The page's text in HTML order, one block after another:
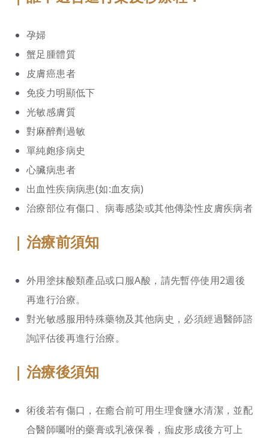
孕婦
蟹足腫體質
皮膚癌患者
免疫力明顯低下
光敏感膚質
對麻醉劑過敏
單純皰疹病史
心臟病患者
出血性疾病病患(如:血友病)
治療部位有傷口、病毒感染或其他傳染性皮膚疾病者
| 治療前須知
外用塗抹酸類產品或口服A酸，請先暫停使用2週後
再進行治療。
對光敏感服用特殊藥物及其他病史，必須經過醫師諮
詢評估後再進行治療。
| 治療後須知
術後若有傷口，在癒合前可用生理食鹽水清潔，並配
合醫師囑咐的藥膏或乳液保養，痂皮形成後方可上